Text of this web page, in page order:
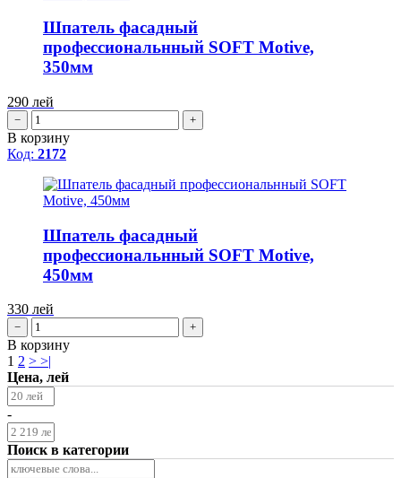
Шпатель фасадный
профессиональнный SOFT Motive,
350мм
290 лей
− +
В корзину
Код: 2172
Шпатель фасадный
профессиональнный SOFT Motive,
450мм
330 лей
− +
В корзину
1 2 > >|
Цена, лей
-
Поиск в категории